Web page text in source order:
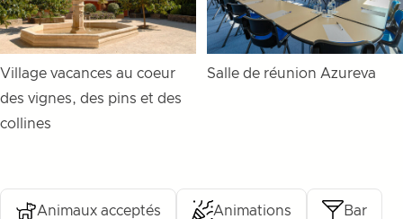
Village vacances au coeur
des vignes, des pins et des
collines
Salle de réunion Azureva
Animaux acceptés Animations Bar